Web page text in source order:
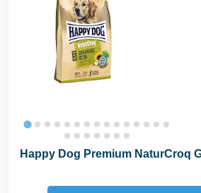
Happy Dog Premium NaturCroq